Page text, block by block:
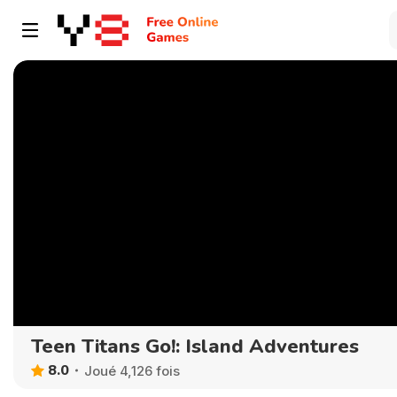
Teen Titans Go!: Island Adventures
8.0 Joué 4,126 fois